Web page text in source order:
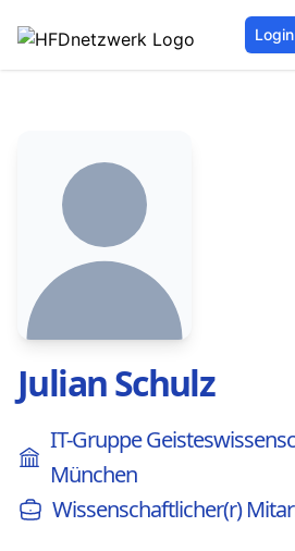
Login
Julian Schulz
IT-Gruppe
München
Wissenschaftlicher(r)